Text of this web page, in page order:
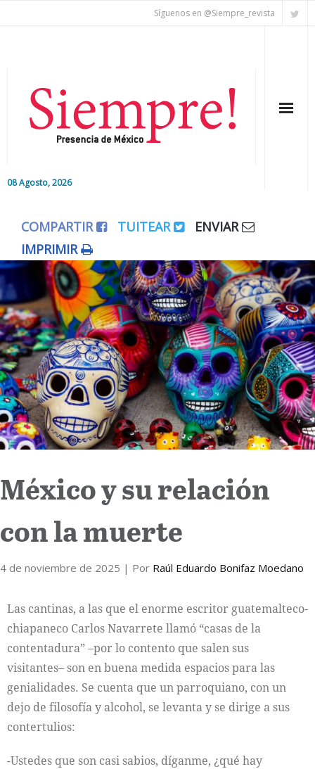
Síguenos en @Siempre_revista
08 Agosto, 2026
Editorial
Nacional
Colaboradores
Internacional
Cultura
COMPARTIR TUITEAR
ENVIAR
IMPRIMIR
México y su relación
con la muerte
4 de noviembre de 2025 | Por Raúl Eduardo Bonifaz Moedano
Las cantinas, a las que el enorme escritor guatemalteco-
chiapaneco Carlos Navarrete llamó “casas de la
contentadura” –por lo contento que salen sus
visitantes– son en buena medida espacios para las
genialidades. Se cuenta que un parroquiano, con un
dejo de filosofía y alcohol, se levanta y se dirige a sus
contertulios:
-Ustedes que son casi sabios, díganme, ¿qué hay